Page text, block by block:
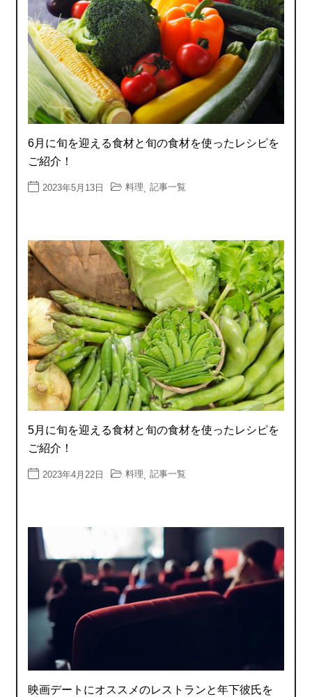
6月に旬を迎える食材と旬の食材を使ったレシピを
ご紹介！
2023年5月13日 料理, 記事一覧
5月に旬を迎える食材と旬の食材を使ったレシピを
ご紹介！
2023年4月22日 料理, 記事一覧
映画デートにオススメのレストランと年下彼氏を